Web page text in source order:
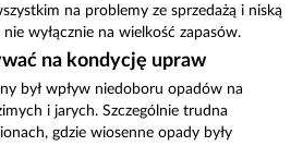
na problemy ze sprzedażą i niską
wyłącznie na wielkość zapasów.
na kondycję upraw
był wpływ niedoboru opadów na
i jarych. Szczególnie trudna
gdzie wiosenne opady były